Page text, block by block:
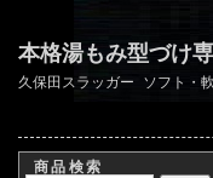
本格湯もみ型づけ
久保田スラッガー ソフト・
商品検索